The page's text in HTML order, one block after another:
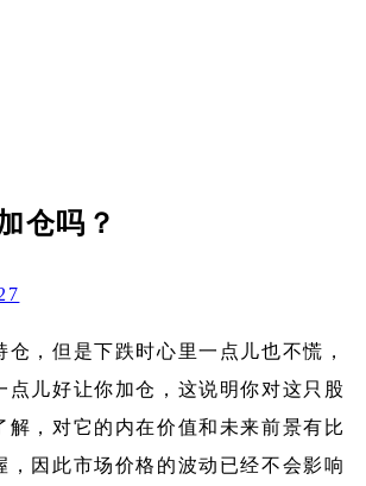
仓吗？
仓，但是下跌时心里一点儿也不慌，
点儿好让你加仓，这说明你对这只股
解，对它的内在价值和未来前景有比
，因此市场价格的波动已经不会影响